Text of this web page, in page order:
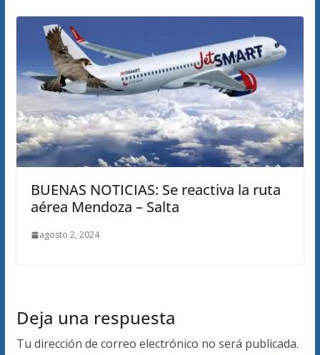
BUENAS NOTICIAS: Se reactiva la ruta
aérea Mendoza – Salta
agosto 2, 2024
Deja una respuesta
Tu dirección de correo electrónico no será publicada.